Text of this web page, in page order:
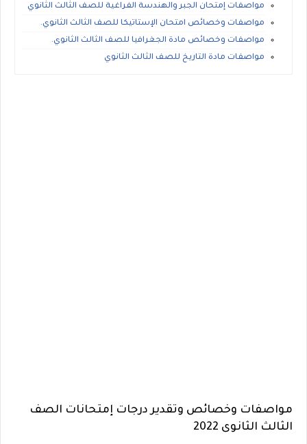
مواصفات إمتحان الجبر والهندسة الفراغية للصف الثالث الثانوي
مواصفات وخصائص امتحان الإستاتيكا للصف الثالث الثانوي.
مواصفات وخصائص مادة الجغرافيا للصف الثالث الثانوي.
مواصفات مادة التاريخ للصف الثالث الثانوي
مواصفات وخصائص وتقدير درجات إمتحانات الصف
الثالث الثانوى 2022